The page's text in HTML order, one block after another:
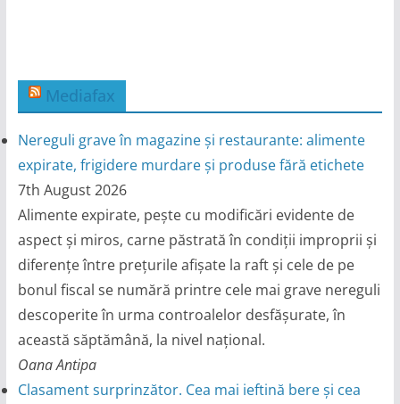
Mediafax
Nereguli grave în magazine și restaurante: alimente
expirate, frigidere murdare și produse fără etichete
7th August 2026
Alimente expirate, pește cu modificări evidente de
aspect și miros, carne păstrată în condiții improprii și
diferențe între prețurile afișate la raft și cele de pe
bonul fiscal se numără printre cele mai grave nereguli
descoperite în urma controalelor desfășurate, în
această săptămână, la nivel național.
Oana Antipa
Clasament surprinzător. Cea mai ieftină bere și cea